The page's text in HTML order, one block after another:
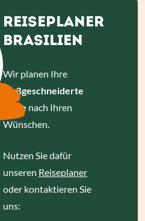
REISEPLANER
BRASILIEN
Wir planen Ihre
maßgeschneiderte
Reise nach Ihren
Wünschen.
Nutzen Sie dafür
unseren Reiseplaner
oder kontaktieren Sie
uns: